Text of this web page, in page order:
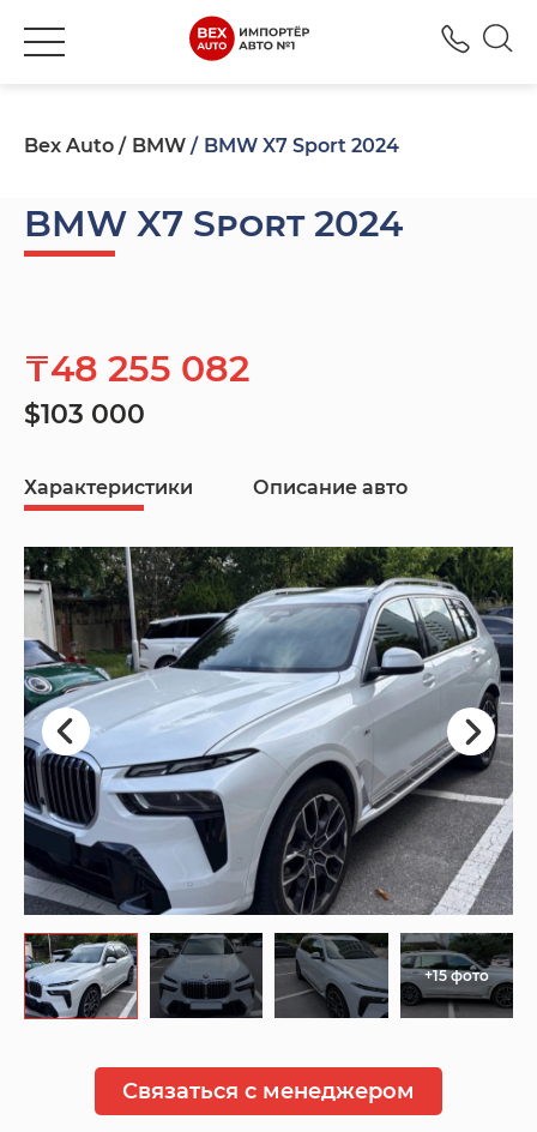
Bex Auto BMW BMW X7 Sport 2024
BMW X7 Sport 2024
₸48 255 082
$103 000
Характеристики Описание авто
+15 фото
Связаться с менеджером